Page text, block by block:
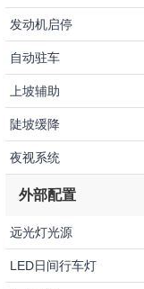
发动机启停
自动驻车
上坡辅助
陡坡缓降
夜视系统
外部配置
远光灯光源
LED日间行车灯